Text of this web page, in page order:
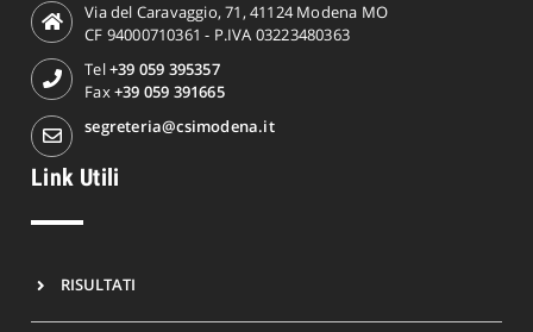
Via del Caravaggio, 71, 41124 Modena MO
CF 94000710361 - P.IVA 03223480363
Tel+39 059 395357
Fax+39 059 391665
segreteria@csimodena.it
Link Utili
RISULTATI